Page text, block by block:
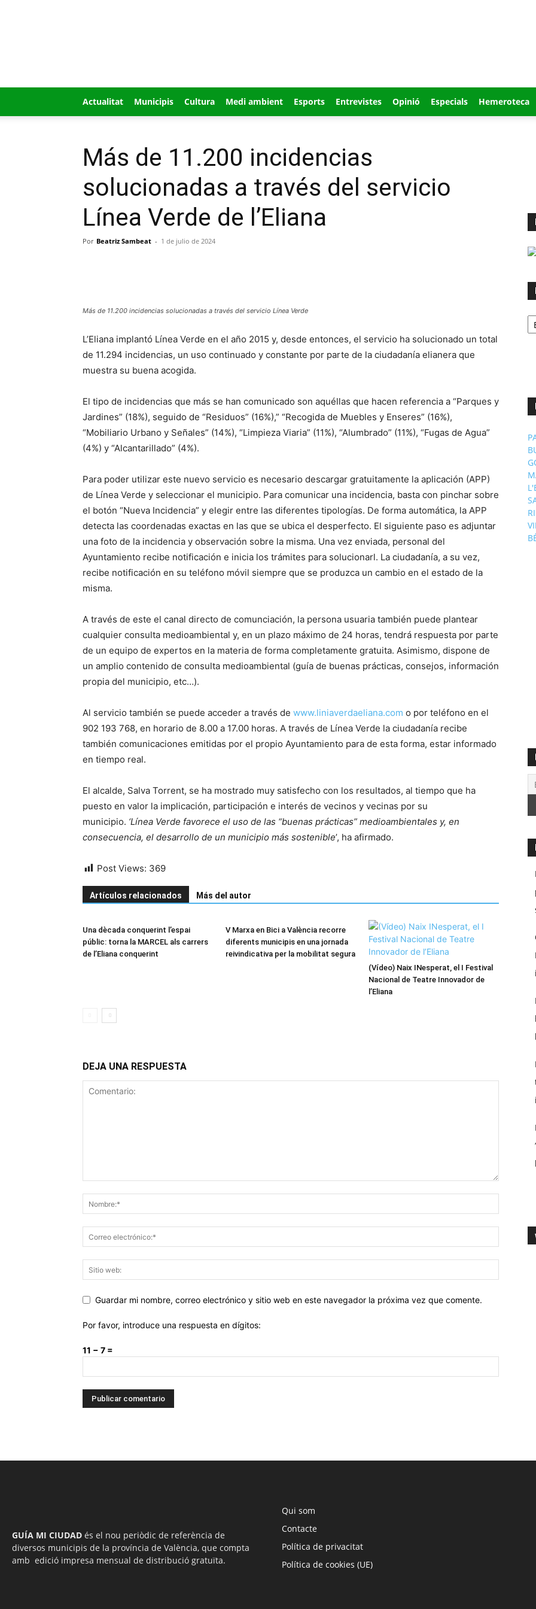
Actualitat Municipis Cultura Medi ambient Esports Entrevistes Opinió Especials Hemeroteca
Más de 11.200 incidencias
solucionadas a través del servicio
Línea Verde de l’Eliana
Por Beatriz Sambeat - 1 de julio de 2024
Más de 11.200 incidencias solucionadas a través del servicio Línea Verde
L’Eliana implantó Línea Verde en el año 2015 y, desde entonces, el servicio ha solucionado un total
de 11.294 incidencias, un uso continuado y constante por parte de la ciudadanía elianera que
muestra su buena acogida.
El tipo de incidencias que más se han comunicado son aquéllas que hacen referencia a “Parques y
Jardines” (18%), seguido de “Residuos” (16%),” “Recogida de Muebles y Enseres” (16%),
“Mobiliario Urbano y Señales” (14%), “Limpieza Viaria” (11%), “Alumbrado” (11%), “Fugas de Agua”
(4%) y “Alcantarillado” (4%).
Para poder utilizar este nuevo servicio es necesario descargar gratuitamente la aplicación (APP)
de Línea Verde y seleccionar el municipio. Para comunicar una incidencia, basta con pinchar sobre
el botón “Nueva Incidencia” y elegir entre las diferentes tipologías. De forma automática, la APP
detecta las coordenadas exactas en las que se ubica el desperfecto. El siguiente paso es adjuntar
una foto de la incidencia y observación sobre la misma. Una vez enviada, personal del
Ayuntamiento recibe notificación e inicia los trámites para solucionarl. La ciudadanía, a su vez,
recibe notificación en su teléfono móvil siempre que se produzca un cambio en el estado de la
misma.
A través de este el canal directo de comunciación, la persona usuaria también puede plantear
cualquier consulta medioambiental y, en un plazo máximo de 24 horas, tendrá respuesta por parte
de un equipo de expertos en la materia de forma completamente gratuita. Asimismo, dispone de
un amplio contenido de consulta medioambiental (guía de buenas prácticas, consejos, información
propia del municipio, etc…).
Al servicio también se puede acceder a través de www.liniaverdaeliana.com o por teléfono en el
902 193 768, en horario de 8.00 a 17.00 horas. A través de Línea Verde la ciudadanía recibe
también comunicaciones emitidas por el propio Ayuntamiento para de esta forma, estar informado
en tiempo real.
El alcalde, Salva Torrent, se ha mostrado muy satisfecho con los resultados, al tiempo que ha
puesto en valor la implicación, participación e interés de vecinos y vecinas por su
municipio. ‘Línea Verde favorece el uso de las “buenas prácticas” medioambientales y, en
consecuencia, el desarrollo de un municipio más sostenible’, ha afirmado.
Post Views: 369
Artículos relacionados Más del autor
Una dècada conquerint l’espai
públic: torna la MARCEL als carrers
de l’Eliana conquerint
V Marxa en Bici a València recorre
diferents municipis en una jornada
reivindicativa per la mobilitat segura
(Vídeo) Naix INesperat, el I Festival
Nacional de Teatre Innovador de
l’Eliana
DEJA UNA RESPUESTA
Guardar mi nombre, correo electrónico y sitio web en este navegador la próxima vez que comente.
Por favor, introduce una respuesta en dígitos:
11 − 7 =
GUÍA MI CIUDAD és el nou periòdic de referència de
diversos municipis de la província de València, que compta
amb edició impresa mensual de distribució gratuïta.
Qui som
Contacte
Política de privacitat
Política de cookies (UE)